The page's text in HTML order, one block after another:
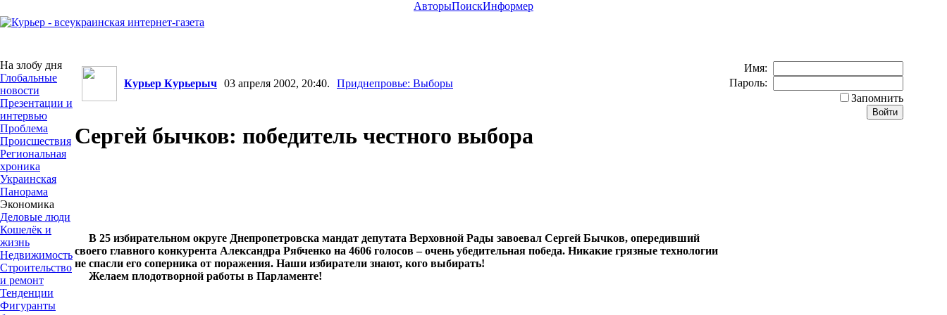
АвторыПоискИнформер
На злобу дня
Глобальные
новости
Презентации и
интервью
Проблема
Происшествия
Региональная
хроника
Украинская
Панорама
Экономика
Деловые люди
Кошелёк и
жизнь
Недвижимость
Строительство
и ремонт
Тенденции
Фигуранты
Курьер Курьерыч 03 апреля 2002, 20:40. Приднепровье: Выборы
Сергей бычков: победитель честного выбора
В 25 избирательном округе Днепропетровска мандат депутата Верховной Рады завоевал Сергей Бычков, опередивший
своего главного конкурента Александра Рябченко на 4606 голосов – очень убедительная победа. Никакие грязные технологии
не спасли его соперника от поражения. Наши избиратели знают, кого выбирать!
Желаем плодотворной работы в Парламенте!
Имя:
Пароль:
Запомнить